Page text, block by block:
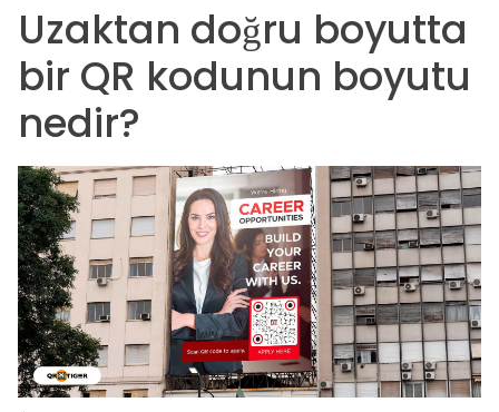
Uzaktan doğru boyutta
bir QR kodunun boyutu
nedir?